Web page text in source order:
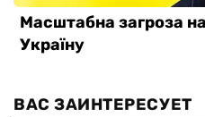
ВАС ЗАИНТЕРЕСУЕТ